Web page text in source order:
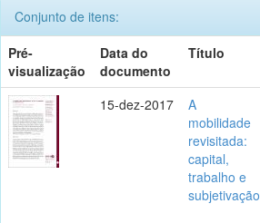
Conjunto de itens:
Pré-
visualização
Data do
documento
Título
15-dez-2017
A
mobilidade
revisitada:
capital,
trabalho e
subjetivação